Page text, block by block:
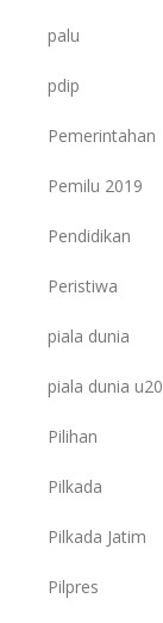
palu
pdip
Pemerintahan
Pemilu 2019
Pendidikan
Peristiwa
piala dunia
piala dunia u20
Pilihan
Pilkada
Pilkada Jatim
Pilpres